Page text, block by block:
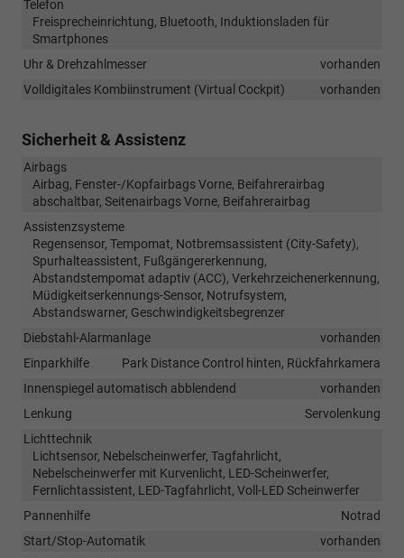
Telefon
Freisprecheinrichtung, Bluetooth, Induktionsladen für
Smartphones
Uhr & Drehzahlmesser
vorhanden
Volldigitales Kombiinstrument (Virtual Cockpit)
vorhanden
Sicherheit & Assistenz
Airbags
Airbag, Fenster-/Kopfairbags Vorne, Beifahrerairbag
abschaltbar, Seitenairbags Vorne, Beifahrerairbag
Assistenzsysteme
Regensensor, Tempomat, Notbremsassistent (City-Safety),
Spurhalteassistent, Fußgängererkennung,
Abstandstempomat adaptiv (ACC), Verkehrzeichenerkennung,
Müdigkeitserkennungs-Sensor, Notrufsystem,
Abstandswarner, Geschwindigkeitsbegrenzer
Diebstahl-Alarmanlage
vorhanden
Einparkhilfe
Park Distance Control hinten, Rückfahrkamera
Innenspiegel automatisch abblendend
vorhanden
Lenkung
Servolenkung
Lichttechnik
Lichtsensor, Nebelscheinwerfer, Tagfahrlicht,
Nebelscheinwerfer mit Kurvenlicht, LED-Scheinwerfer,
Fernlichtassistent, LED-Tagfahrlicht, Voll-LED Scheinwerfer
Pannenhilfe
Notrad
Start/Stop-Automatik
vorhanden